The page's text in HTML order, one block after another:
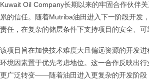
Kuwait Oil Company长期以来的牢固合作伙伴
累的信任。随着Mutriba油田进入下一阶段开发
责任，在复杂的储层条件下支持项目的安全、可
该项目旨在加快技术难度大且偏远资源的开发
环境因素置于优先考虑地位。这一合作反映出
更广泛转变——随着油田进入更复杂的开发阶段